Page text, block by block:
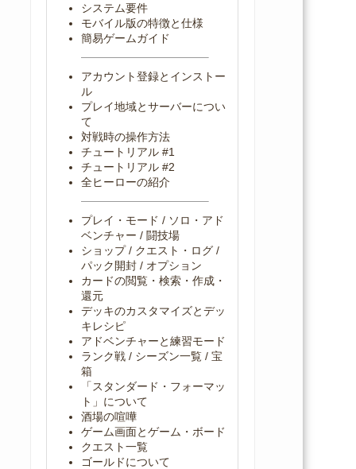
システム要件
モバイル版の特徴と仕様
簡易ゲームガイド
アカウント登録とインストー
ル
プレイ地域とサーバーについ
て
対戦時の操作方法
チュートリアル #1
チュートリアル #2
全ヒーローの紹介
プレイ・モード / ソロ・アド
ベンチャー / 闘技場
ショップ / クエスト・ログ /
パック開封 / オプション
カードの閲覧・検索・作成・
還元
デッキのカスタマイズとデッ
キレシピ
アドベンチャーと練習モード
ランク戦 / シーズン一覧 / 宝
箱
「スタンダード・フォーマッ
ト」について
酒場の喧嘩
ゲーム画面とゲーム・ボード
クエスト一覧
ゴールドについて